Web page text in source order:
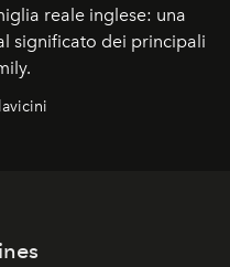
reale inglese: una
significato dei principali